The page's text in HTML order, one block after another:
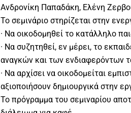
Ανδρονίκη Παπαδάκη, Ελένη
Το σεμινάριο στηρίζεται στην
· Να οικοδομηθεί το κατάλληλο
· Να συζητηθεί, εν μέρει, το
αναγκών και των ενδιαφερόντων
· Να αρχίσει να οικοδομείται
αξιοποιήσουν δημιουργικά στην
Το πρόγραμμα του σεμιναρίου